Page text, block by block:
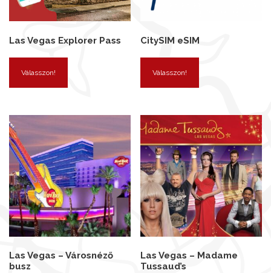
Las Vegas Explorer Pass
Válasszon!
CitySIM eSIM
Válasszon!
Las Vegas – Városnéző
busz
Las Vegas – Madame
Tussaud’s